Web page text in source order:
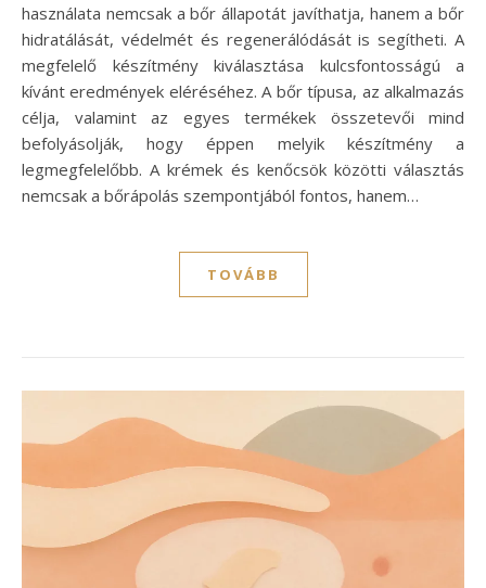
használata nemcsak a bőr állapotát javíthatja, hanem a bőr
hidratálását, védelmét és regenerálódását is segítheti. A
megfelelő készítmény kiválasztása kulcsfontosságú a
kívánt eredmények eléréséhez. A bőr típusa, az alkalmazás
célja, valamint az egyes termékek összetevői mind
befolyásolják, hogy éppen melyik készítmény a
legmegfelelőbb. A krémek és kenőcsök közötti választás
nemcsak a bőrápolás szempontjából fontos, hanem…
TOVÁBB